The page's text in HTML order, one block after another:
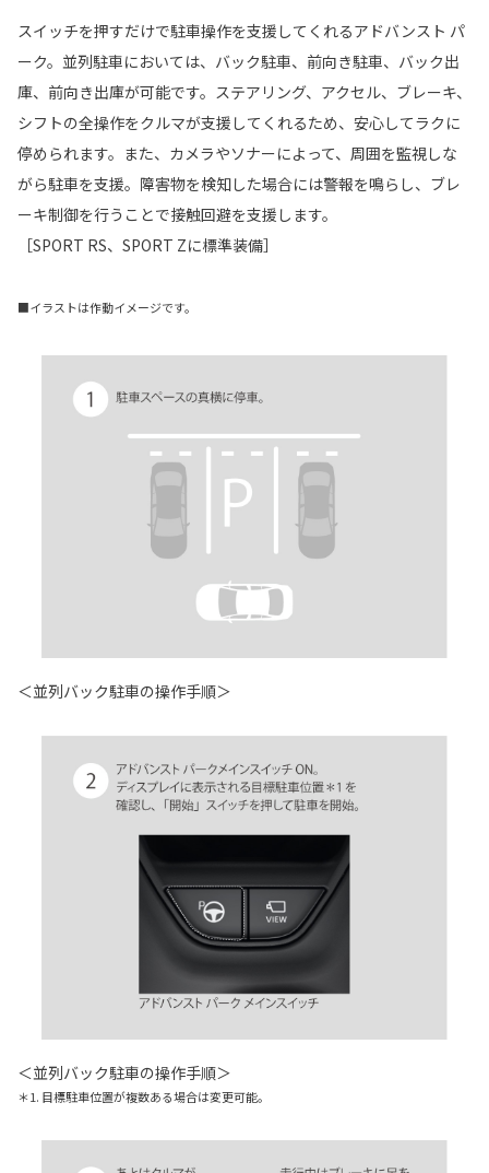
スイッチを押すだけで駐車操作を支援してくれるアドバンスト パ
ーク。並列駐車においては、バック駐車、前向き駐車、バック出
庫、前向き出庫が可能です。ステアリング、アクセル、ブレーキ、
シフトの全操作をクルマが支援してくれるため、安心してラクに
停められます。また、カメラやソナーによって、周囲を監視しな
がら駐車を支援。障害物を検知した場合には警報を鳴らし、ブレ
ーキ制御を行うことで接触回避を支援します。
［SPORT RS、SPORT Zに標準装備］
■イラストは作動イメージです。
＜並列バック駐車の操作手順＞
＜並列バック駐車の操作手順＞
＊1. 目標駐車位置が複数ある場合は変更可能。